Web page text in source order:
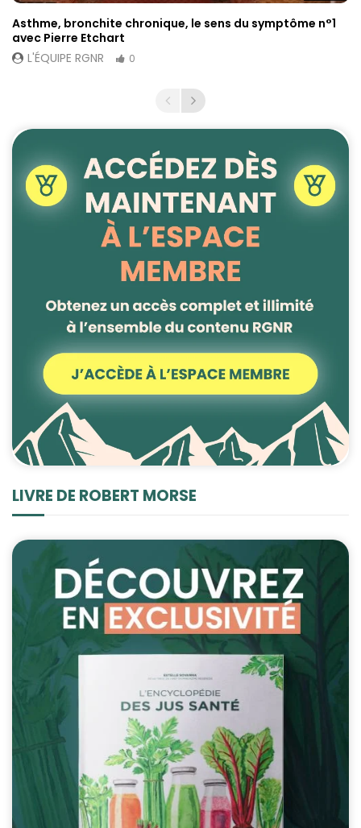
Asthme, bronchite chronique, le sens du symptôme n°1
avec Pierre Etchart
L'ÉQUIPE RGNR
0
LIVRE DE ROBERT MORSE